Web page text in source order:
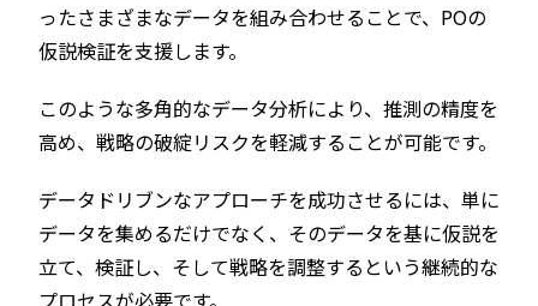
ったさまざまなデータを組み合わせることで、POの
仮説検証を支援します。
このような多角的なデータ分析により、推測の精度を
高め、戦略の破綻リスクを軽減することが可能です。
データドリブンなアプローチを成功させるには、単に
データを集めるだけでなく、そのデータを基に仮説を
立て、検証し、そして戦略を調整するという継続的な